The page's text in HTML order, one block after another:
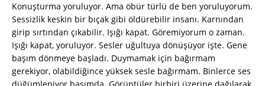
Konuşturma yoruluyor. Ama öbür türlü de ben yoruluyorum.
Sessizlik keskin bir bıçak gibi öldürebilir insanı. Karnından
girip sırtından çıkabilir. Işığı kapat. Göremiyorum o zaman.
Işığı kapat, yoruluyor. Sesler uğultuya dönüşüyor işte. Gene
başım dönmeye başladı. Duymamak için bağırmam
gerekiyor, olabildiğince yüksek sesle bağırmam. Binlerce ses